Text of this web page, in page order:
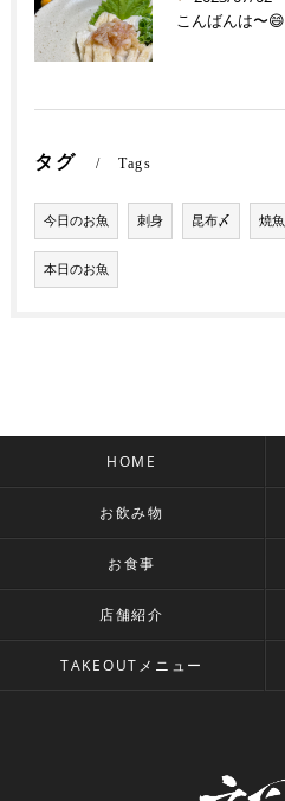
こんばんは〜😄
タグ Tags
今日のお魚 刺身 昆布〆 焼魚
本日のお魚
HOME
お飲み物
お食事
店舗紹介
TAKEOUTメニュー